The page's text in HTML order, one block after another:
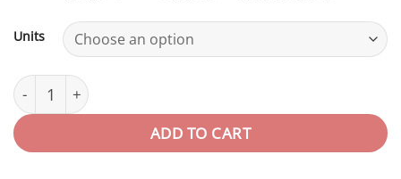
ratings
through
Units
Kodak Gold 200 35mm 36 EXP quantity
ADD TO CART